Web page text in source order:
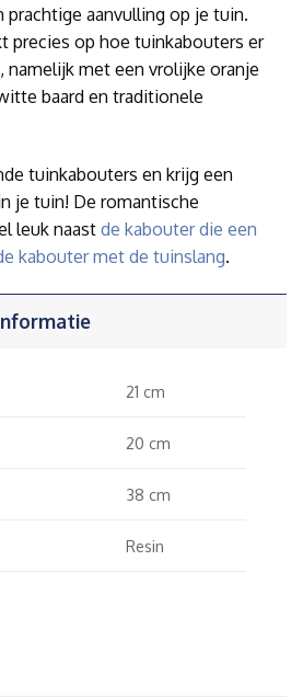
aanvulling op je tuin.
precies op hoe tuinkabouters er
met een vrolijke oranje
baard en traditionele
tuinkabouters en krijg een
je tuin! De romantische
leuk naastde kabouter die een
kabouter met de tuinslang.
21 cm
20 cm
38 cm
Resin